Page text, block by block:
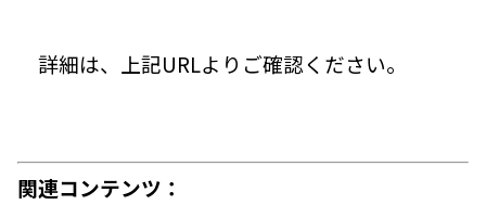
詳細は、上記URLよりご確認ください。
関連コンテンツ：